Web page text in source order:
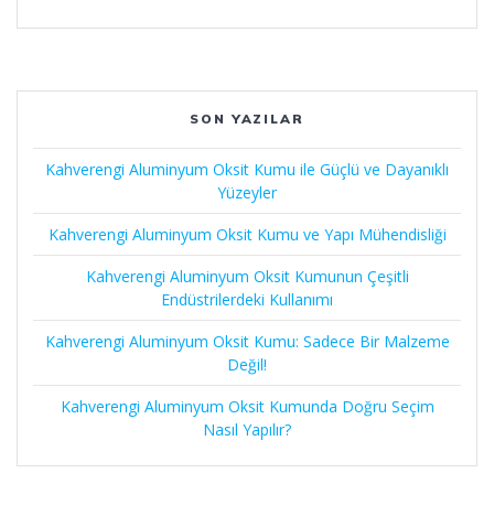
SON YAZILAR
Kahverengi Aluminyum Oksit Kumu ile Güçlü ve Dayanıklı
Yüzeyler
Kahverengi Aluminyum Oksit Kumu ve Yapı Mühendisliği
Kahverengi Aluminyum Oksit Kumunun Çeşitli
Endüstrilerdeki Kullanımı
Kahverengi Aluminyum Oksit Kumu: Sadece Bir Malzeme
Değil!
Kahverengi Aluminyum Oksit Kumunda Doğru Seçim
Nasıl Yapılır?